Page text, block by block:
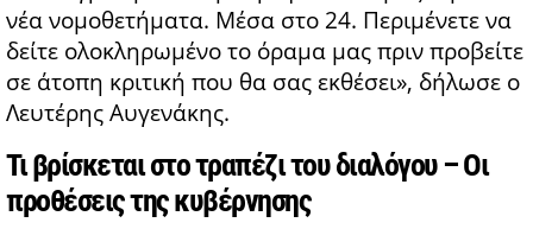
νέα νομοθετήματα. Μέσα στο 24. Περιμένετε να
δείτε ολοκληρωμένο το όραμα μας πριν προβείτε
σε άτοπη κριτική που θα σας εκθέσει», δήλωσε ο
Λευτέρης Αυγενάκης.
Τι βρίσκεται στο τραπέζι του διαλόγου – Οι
προθέσεις της κυβέρνησης